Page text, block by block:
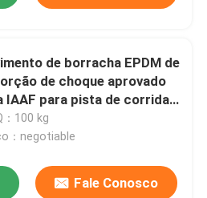
de borracha EPDM de
de choque aprovado
IAAF para pista de corrida
uso profissional e
：100 kg
：negotiable
Fale Conosco